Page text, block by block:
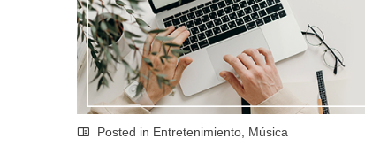
Posted in Entretenimiento Música